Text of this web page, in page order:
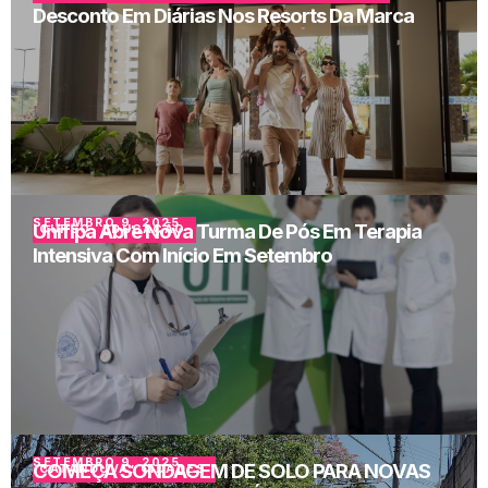
Desconto Em Diárias Nos Resorts Da Marca
CURSO,EDUCAÇÃO
SETEMBRO 9, 2025
Unifipa Abre Nova Turma De Pós Em Terapia
Intensiva Com Início Em Setembro
CATANDUVA,CIDADES
SETEMBRO 9, 2025
COMEÇA SONDAGEM DE SOLO PARA NOVAS